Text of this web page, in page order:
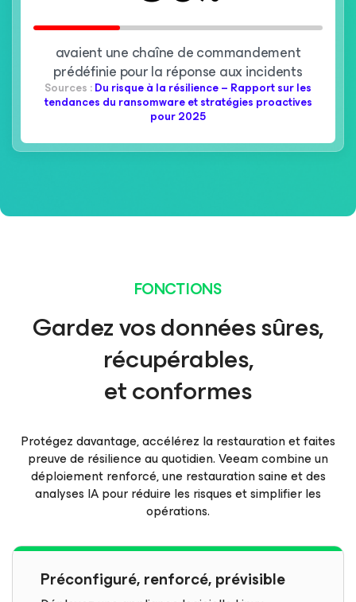
avaient une chaîne de commandement
prédéfinie pour la réponse aux incidents
Sources :Du risque à la résilience – Rapport sur les
tendances du ransomware et stratégies proactives
pour 2025
FONCTIONS
Gardez vos données sûres,
récupérables,
et conformes
Protégez davantage, accélérez la restauration et faites
preuve de résilience au quotidien. Veeam combine un
déploiement renforcé, une restauration saine et des
analyses IA pour réduire les risques et simplifier les
opérations.
Préconfiguré, renforcé, prévisible